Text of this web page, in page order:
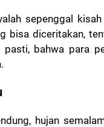
sepenggal
bisa diceritakan,
bahwa para
hujan